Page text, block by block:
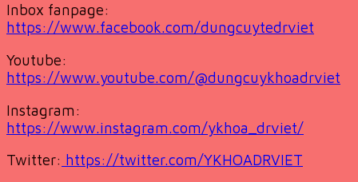
Inbox fanpage:
https://www.facebook.com/dungcuytedrviet
Youtube:
https://www.youtube.com/@dungcuykhoadrviet
Instagram:
https://www.instagram.com/ykhoa_drviet/
Twitter: https://twitter.com/YKHOADRVIET